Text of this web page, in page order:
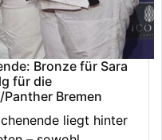
Bronze für Sara
für die
Bremen
liegt hinter